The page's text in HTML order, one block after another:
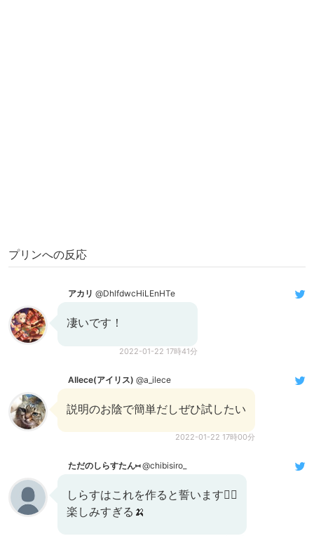
プリンへの反応
アカリ @DhlfdwcHiLEnHTe
凄いです！
2022-01-22 17時41分
AIlece(アイリス) @a_ilece
説明のお陰で簡単だしぜひ試したい
2022-01-22 17時00分
ただのしらすたん⑅@chibisiro_
しらすはこれを作ると誓います🙋‍♀️
楽しみすぎる🍌